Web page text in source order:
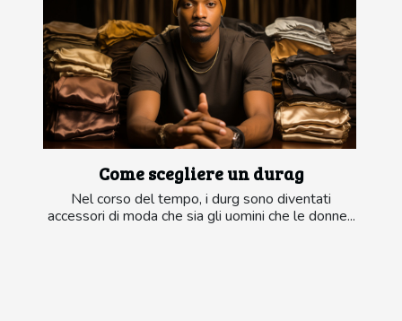
Come scegliere un durag
Nel corso del tempo, i durg sono diventati
accessori di moda che sia gli uomini che le donne...